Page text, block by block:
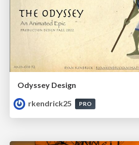
Odyssey Design
rkendrick25
PRO